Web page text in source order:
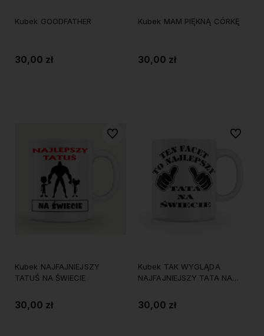
Kubek GOODFATHER
30,00 zł
Kubek MAM PIĘKNĄ CÓRKĘ
30,00 zł
Kubek NAJFAJNIEJSZY
TATUŚ NA ŚWIECIE
30,00 zł
Do ulubionych
Kubek TAK WYGLĄDA
NAJFAJNIEJSZY TATA NA
30,00 zł
Do